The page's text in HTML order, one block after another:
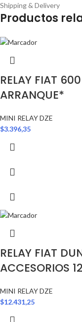
Shipping & Delivery
Productos
RELAY FIAT
ARRANQUE*
MINI RELAY DZE
$3.396,35
RELAY FIAT
ACCESORIOS
MINI RELAY DZE
$12.431,25